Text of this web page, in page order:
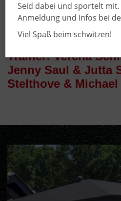
Saison 2026/
Trainer: Verena
Jenny Saul & Jutta
Stelthove &
Seid dabei und sportelt mit.
Anmeldung und Infos bei
Viel Spaß beim schwitzen!